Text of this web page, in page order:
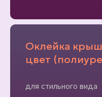
Оклейка
цвет
для стильного вида